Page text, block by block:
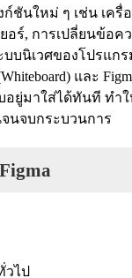
ชันใหม่ ๆ เช่น เครื่
อร์, การเปลี่ยนข้อค
บนิเวศของโปรแกร
และ
อยู่มาใส่ได้ทันที ทำ
นจบกระบวนการ
วไป